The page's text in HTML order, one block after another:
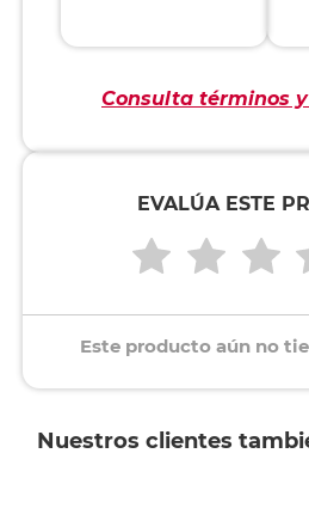
Consulta términos
EVALÚA ESTE
Este producto aún no
Nuestros clientes